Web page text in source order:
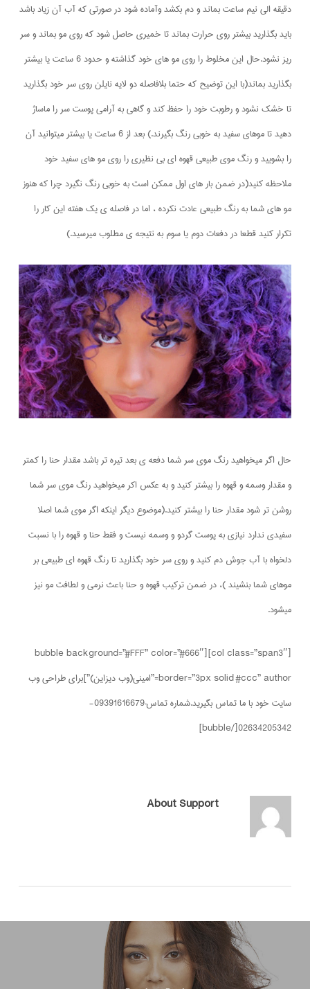
دقیقه الی نیم ساعت بماند و دم بکشد وآماده شود در صورتی که آب آن زیاد باشد
باید بگذارید بیشتر روی حرارت بماند تا خمیری حاصل شود که روی مو بماند و سر
ریز نشود.حال این مخلوط را روی مو های خود گذاشته و حدود 6 ساعت یا بیشتر
بگذارید بماند(با این توضیح که حتما بلافاصله دو لایه نایلن روی سر خود بگذارید
تا خشک نشود و رطوبت خود را حفظ کند و گاهی به آرامی پوست سر را ماساژ
دهید تا موهای سفید به خوبی رنگ بگیرند.) بعد از 6 ساعت یا بیشتر میتوانید آن
را بشویید و رنگ موی طبیعی قهوه ای بی نظیری را روی مو های سفید خود
ملاحظه کنید(در ضمن بار های اول ممکن است به خوبی رنگ نگیرد چرا که هنوز
مو های شما به رنگ طبیعی عادت نکرده ، اما در فاصله ی یک هفته این کار را
تکرار کنید قطعا در دفعات دوم یا سوم به نتیجه ی مطلوب میرسید.)
حال اگر میخواهید رنگ موی سر شما دفعه ی بعد تیره تر باشد مقدار حنا را کمتر
و مقدار وسمه و قهوه را بیشتر کنید و به عکس اکر میخواهید رنگ موی سر شما
روشن تر شود مقدار حنا را بیشتر کنید.(موضوع دیگر اینکه اگر موی شما اصلا
سفیدی ندارد نیازی به پوست گردو و وسمه نیست و فقط حنا و قهوه را با نسبت
دلخواه با آب جوش دم کنید و روی سر خود بگذارید تا رنگ قهوه ای طبیعی بر
موهای شما بنشیند )، در ضمن ترکیب قهوه و حنا باعث نرمی و لطافت مو نیز
میشود.
[col class=”span3″][bubble background=”#FFF” color=”#666″
border=”3px solid #ccc” author=”امینی(وب دیزاین)”]برای طراحی وب
سایت خود با ما تماس بگیرید.شماره تماس:09391616679-
02634205342[/bubble]
AboutSupport